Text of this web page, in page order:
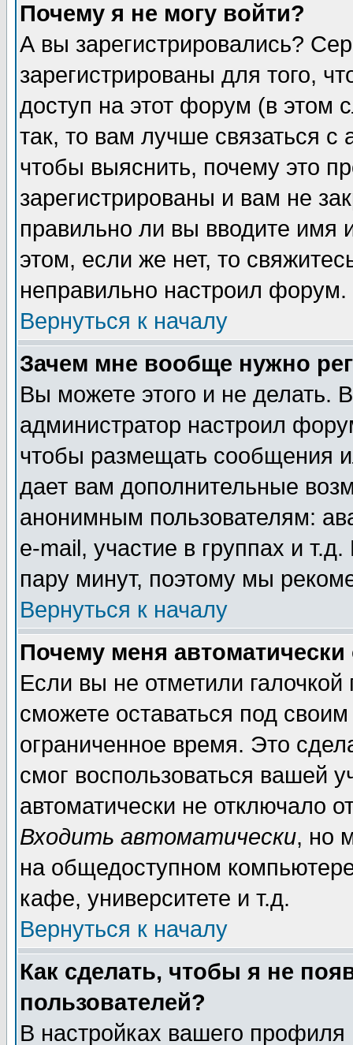
Почему я не могу войти?
А вы зарегистрировались?
зарегистрированы для того,
доступ на этот форум (в этом
так, то вам лучше связаться
чтобы выяснить, почему это
зарегистрированы и вам не
правильно ли вы вводите
этом, если же нет, то
неправильно настроил форум.
Вернуться к началу
Зачем мне вообще нужно
Вы можете этого и не делать.
администратор настроил
чтобы размещать сообщения
дает вам дополнительные
анонимным пользователям:
e-mail, участие в группах и
пару минут, поэтому мы
Вернуться к началу
Почему меня автоматически
Если вы не отметили галочкой
сможете оставаться под
ограниченное время. Это
смог воспользоваться вашей
автоматически не отключало
Входить автоматически, но
на общедоступном
кафе, университете и т.д.
Вернуться к началу
Как сделать, чтобы я не
пользователей?
В настройках вашего